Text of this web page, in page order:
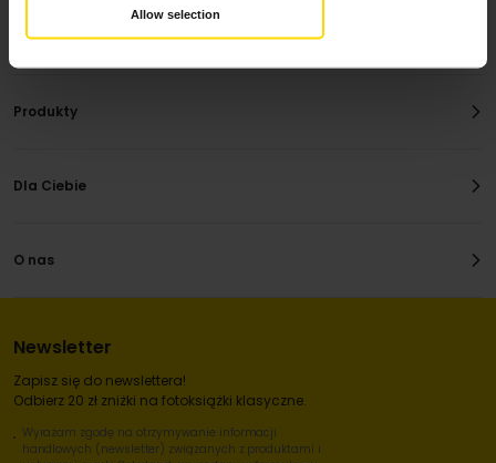
Allow selection
Produkty
Dla Ciebie
O nas
Newsletter
Zapisz się do newslettera!
Odbierz 20 zł zniżki na fotoksiążki klasyczne.
Wyrażam zgodę na otrzymywanie informacji
handlowych (newsletter) związanych z produktami i